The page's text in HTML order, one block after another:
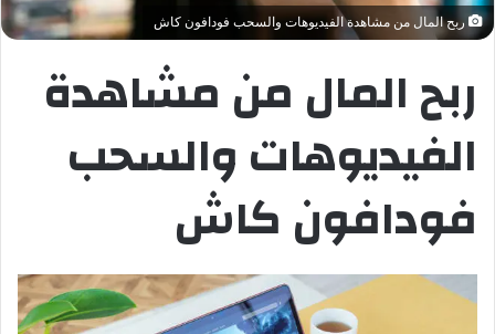
ربح المال من مشاهدة الفيديوهات والسحب فودافون كاش
ربح المال من مشاهدة
الفيديوهات والسحب
فودافون كاش